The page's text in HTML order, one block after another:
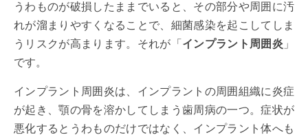
うわものが破損したままでいると、その部分や周囲に汚
れが溜まりやすくなることで、細菌感染を起こしてしま
うリスクが高まります。それが「 インプラント周囲炎 」
です。
インプラント周囲炎は、インプラントの周囲組織に炎症
が起き、顎の骨を溶かしてしまう歯周病の一つ。症状が
悪化するとうわものだけではなく、インプラント体へも